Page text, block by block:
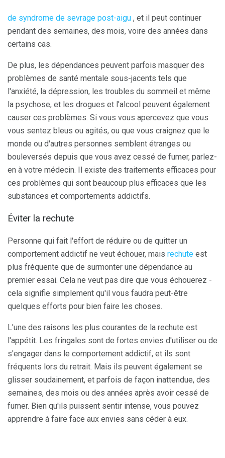
de syndrome de sevrage post-aigu , et il peut continuer
pendant des semaines, des mois, voire des années dans
certains cas.
De plus, les dépendances peuvent parfois masquer des
problèmes de santé mentale sous-jacents tels que
l'anxiété, la dépression, les troubles du sommeil et même
la psychose, et les drogues et l'alcool peuvent également
causer ces problèmes. Si vous vous apercevez que vous
vous sentez bleus ou agités, ou que vous craignez que le
monde ou d'autres personnes semblent étranges ou
bouleversés depuis que vous avez cessé de fumer, parlez-
en à votre médecin. Il existe des traitements efficaces pour
ces problèmes qui sont beaucoup plus efficaces que les
substances et comportements addictifs.
Éviter la rechute
Personne qui fait l'effort de réduire ou de quitter un
comportement addictif ne veut échouer, mais rechute est
plus fréquente que de surmonter une dépendance au
premier essai. Cela ne veut pas dire que vous échouerez -
cela signifie simplement qu'il vous faudra peut-être
quelques efforts pour bien faire les choses.
L'une des raisons les plus courantes de la rechute est
l'appétit. Les fringales sont de fortes envies d'utiliser ou de
s'engager dans le comportement addictif, et ils sont
fréquents lors du retrait. Mais ils peuvent également se
glisser soudainement, et parfois de façon inattendue, des
semaines, des mois ou des années après avoir cessé de
fumer. Bien qu'ils puissent sentir intense, vous pouvez
apprendre à faire face aux envies sans céder à eux.